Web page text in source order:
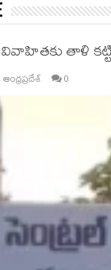
తాళి
ఆంధ్రప్రదేశ్ 0